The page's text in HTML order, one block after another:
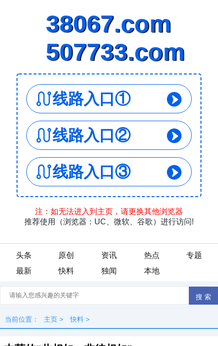
头条 原创 资讯 热点
专题
最新
快料 独闻 本地
当前位置： 主页 > 快料 >